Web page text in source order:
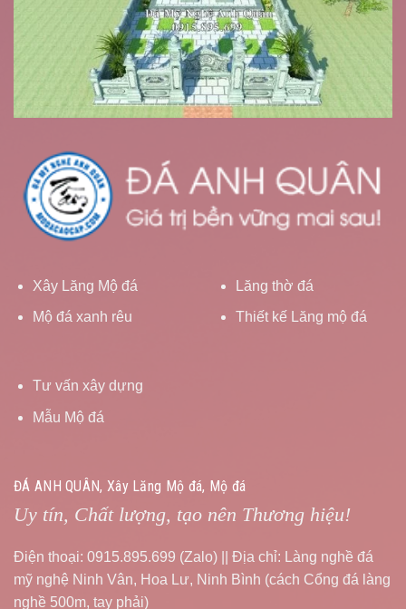
Xây Lăng Mộ đá
Mộ đá xanh rêu
Lăng thờ đá
Thiết kế Lăng mộ đá
Tư vấn xây dựng
Mẫu Mộ đá
ĐÁ ANH QUÂN, Xây Lăng Mộ đá, Mộ đá
Uy tín, Chất lượng, tạo nên Thương hiệu!
Điện thoại: 0915.895.699 (Zalo) || Địa chỉ: Làng nghề đá
mỹ nghệ Ninh Vân, Hoa Lư, Ninh Bình (cách Cổng đá làng
nghề 500m, tay phải)